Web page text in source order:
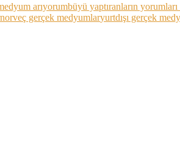
arıyorumbüyü yaptıranların yorumları
norveç gerçek medyumlaryurtdışı gerçek